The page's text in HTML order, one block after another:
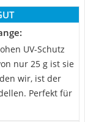
UV-Schutz
nur 25 g ist sie
wir, ist der
Perfekt für